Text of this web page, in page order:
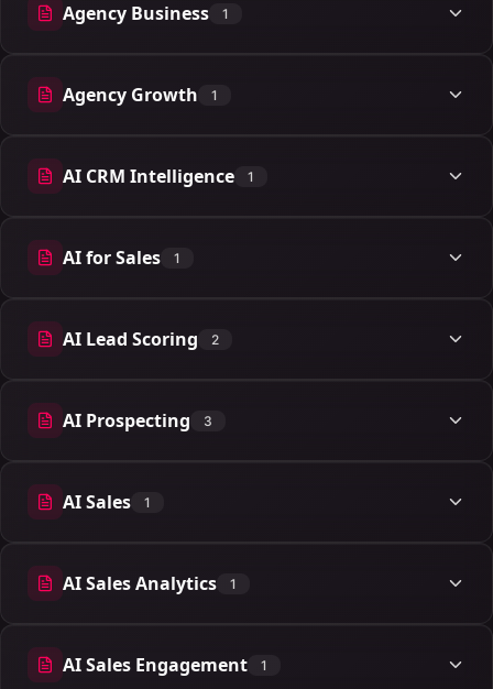
Agency Business 1
1 artigos
Agency Growth 1
1 artigos
AI CRM Intelligence 1
1 artigos
AI for Sales 1
1 artigos
AI Lead Scoring 2
2 artigos
AI Prospecting 3
3 artigos
AI Sales 1
1 artigos
AI Sales Analytics 1
1 artigos
AI Sales Engagement 1
1 artigos